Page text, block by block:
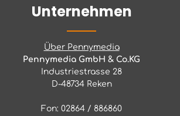
Unternehmen
Über Pennymedia
Pennymedia GmbH & Co.KG
Industriestrasse 28
D-48734 Reken
Fon: 02864 / 886860